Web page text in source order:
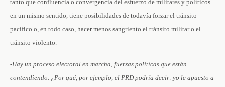
tanto que confluencia o convergencia del esfuerzo de militares y políticos
en un mismo sentido, tiene posibilidades de todavía forzar el tránsito
pacífico o, en todo caso, hacer menos sangriento el tránsito militar o el
tránsito violento.
-Hay un proceso electoral en marcha, fuerzas políticas que están
contendiendo. ¿Por qué, por ejemplo, el PRD podría decir: yo le apuesto a